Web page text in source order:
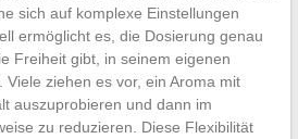
sich auf komplexe Einstellungen
ermöglicht es, die Dosierung genau
Freiheit gibt, in seinem eigenen
Viele ziehen es vor, ein Aroma mit
auszuprobieren und dann im
zu reduzieren. Diese Flexibilität